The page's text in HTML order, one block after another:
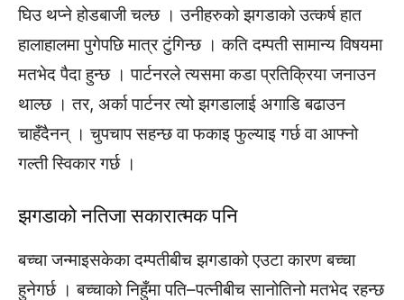
घिउ थप्ने होडबाजी चल्छ । उनीहरुको झगडाको उत्कर्ष हात
हालाहालमा पुगेपछि मात्र टुंगिन्छ । कति दम्पती सामान्य विषयमा
मतभेद पैदा हुन्छ । पार्टनरले त्यसमा कडा प्रतिक्रिया जनाउन
थाल्छ । तर, अर्का पार्टनर त्यो झगडालाई अगाडि बढाउन
चाहँदैनन् । चुपचाप सहन्छ वा फकाइ फुल्याइ गर्छ वा आफ्नो
गल्ती स्विकार गर्छ ।
झगडाको नतिजा सकारात्मक पनि
बच्चा जन्माइसकेका दम्पतीबीच झगडाको एउटा कारण बच्चा
हुनेगर्छ । बच्चाको निहुँमा पति–पत्नीबीच सानोतिनो मतभेद रहन्छ